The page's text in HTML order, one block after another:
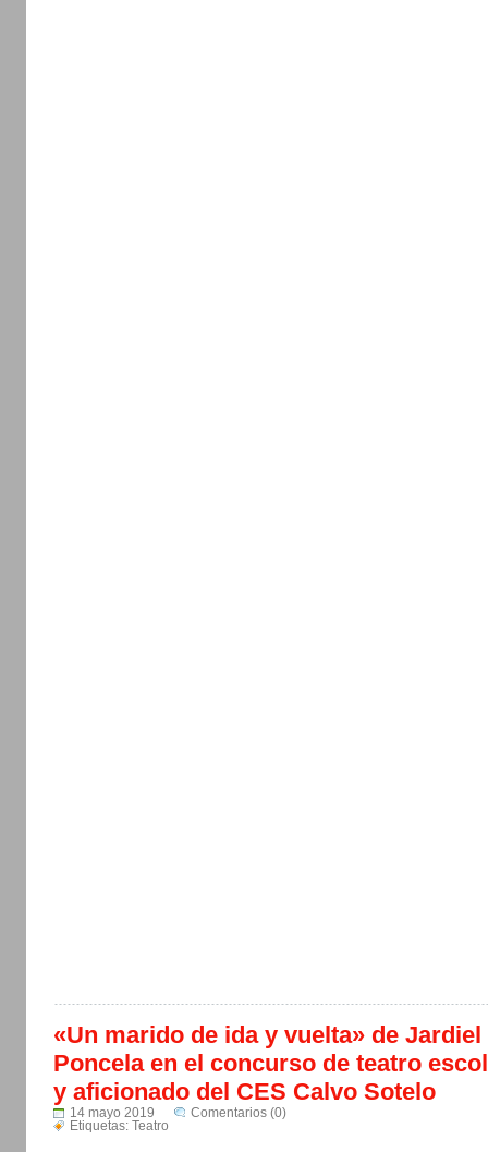
«Un marido de ida y vuelta» de Jardiel
Poncela en el concurso de teatro
y aficionado del CES Calvo Sotelo
14 mayo 2019
Comentarios (0)
Etiquetas: Teatro